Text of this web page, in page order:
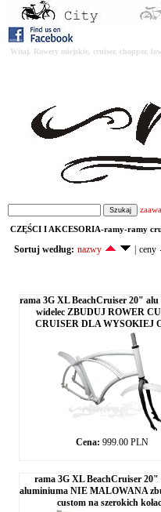
Witaj. Rowery miejskie, cruiser, chopper,
CZĘŚCI I AKCESORIA-ramy-ramy
Sortuj według: nazwy ceny
rama 3G XL BeachCruiser 20" alu
widelec ZBUDUJ ROWER
CRUISER DLA WYSOKIEJ
Cena: 999.00 PLN
rama 3G XL BeachCruiser 20"
aluminiuma NIE MALOWANA
custom na szerokich